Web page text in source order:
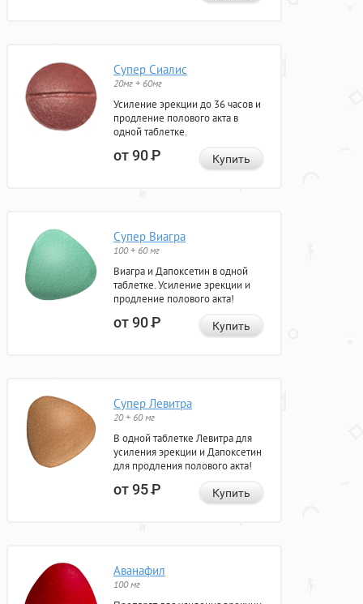
Супер Сиалис
20мг + 60мг
Усиление эрекции до 36 часов и
продление полового акта в
одной таблетке.
от 90Р Купить
Супер Виагра
100 + 60 мг
Виагра и Дапоксетин в одной
таблетке. Усиление эрекции и
продление полового акта!
от 90Р Купить
Супер Левитра
20 + 60 мг
В одной таблетке Левитра для
усиления эрекции и Дапоксетин
для продления полового акта!
от 95Р Купить
Аванафил
100 мг